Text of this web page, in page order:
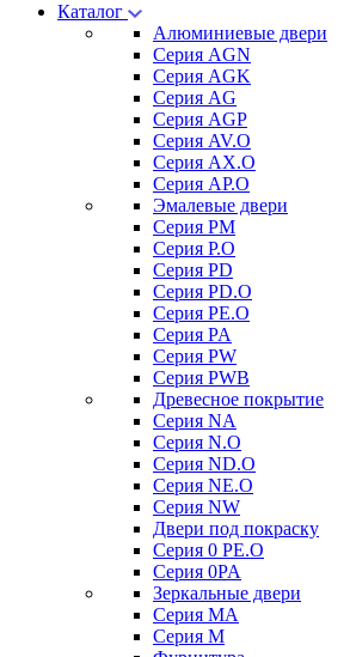
Каталог
Алюминиевые двери
Серия AGN
Серия AGK
Серия AG
Серия AGP
Серия AV.O
Серия AX.O
Серия AP.O
Эмалевые двери
Серия PM
Серия P.O
Серия PD
Серия PD.O
Серия PE.O
Серия PA
Серия PW
Серия PWB
Древесное покрытие
Серия NA
Серия N.O
Серия ND.O
Серия NE.O
Серия NW
Двери под покраску
Серия 0 PE.O
Серия 0PA
Зеркальные двери
Серия MA
Серия M